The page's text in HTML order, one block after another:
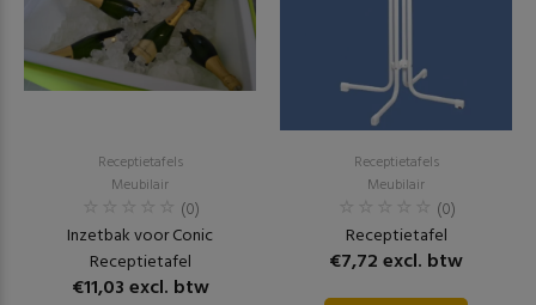
Receptietafels
Meubilair
(0)
Inzetbak voor Conic
Receptietafel
€11,03 excl. btw
Receptietafels
Meubilair
(0)
Receptietafel
€7,72 excl. btw